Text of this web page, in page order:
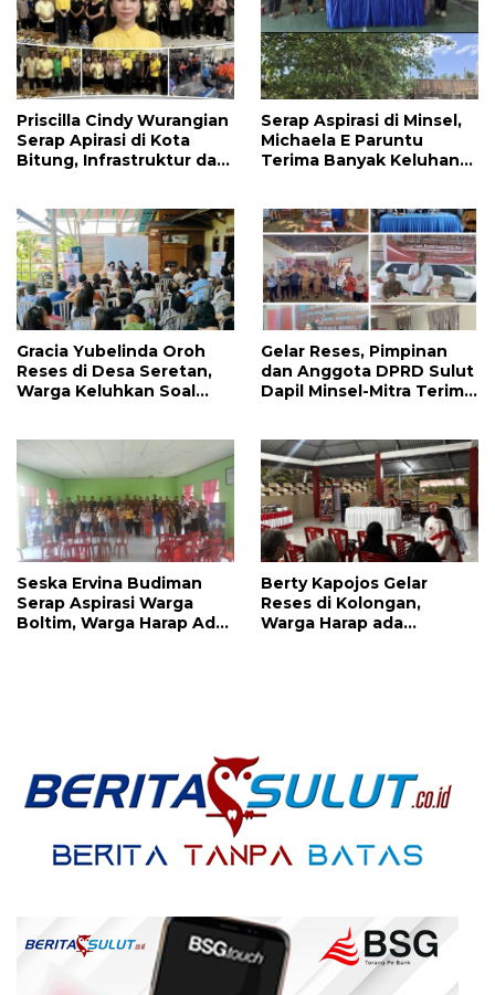
Priscilla Cindy Wurangian
Serap Apirasi di Kota
Bitung, Infrastruktur dan
Warga
Serap Aspirasi di Minsel,
Michaela E Paruntu
Terima Banyak Keluhan
Gracia Yubelinda Oroh
Reses di Desa Seretan,
Warga Keluhkan Soal
Gelar Reses, Pimpinan
dan Anggota DPRD Sulut
Dapil Minsel-Mitra Terima
Seska Ervina Budiman
Serap Aspirasi Warga
Boltim, Warga Harap Ada
Berty Kapojos Gelar
Reses di Kolongan,
Warga Harap ada